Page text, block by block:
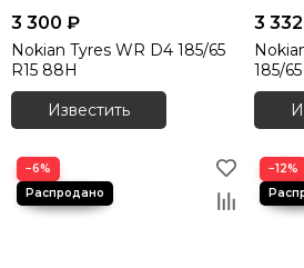
3 300 ₽
Nokian Tyres WR D4 185/65
R15 88H
Известить
3
185/
−6% −12%